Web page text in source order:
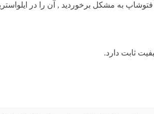
ثابت دارد.